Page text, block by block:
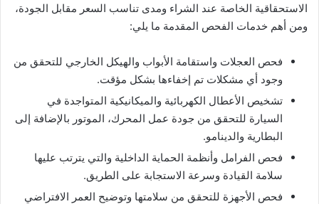
الاستحقاقية الخاصة عند الشراء ومدى تناسب السعر مقابل الجودة،
ومن أهم خدمات الفحص المقدمة ما يلي:
فحص العجلات واستقامة الأبواب والهيكل الخارجي للتحقق من
وجود أي مشكلات تم إخفاءها بشكل مؤقت.
تشخيص الأعطال الكهربائية والميكانيكية المتواجدة في
السيارة للتحقق من جودة عمل المحرك، الموتور بالإضافة إلى
البطارية والدينامو.
فحص الفرامل وأنظمة الحماية الداخلية والتي يترتب عليها
سلامة القيادة وسرعة الاستجابة على الطريق.
فحص الأجهزة للتحقق من سلامتها وتوضيح العمر الافتراضي